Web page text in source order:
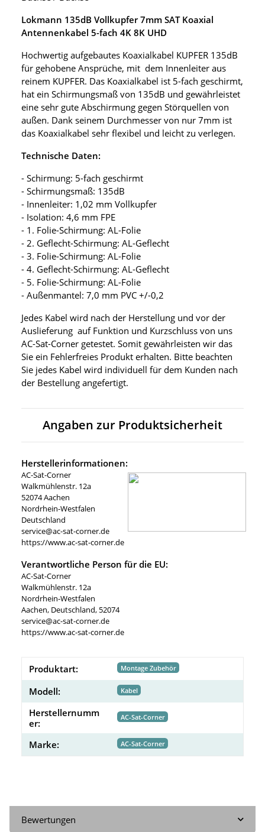
Lokmann 135dB Vollkupfer 7mm SAT Koaxial
Antennenkabel 5-fach 4K 8K UHD
Hochwertig aufgebautes Koaxialkabel KUPFER 135dB
für gehobene Ansprüche, mit dem Innenleiter aus
reinem KUPFER. Das Koaxialkabel ist 5-fach geschirmt,
hat ein Schirmungsmaß von 135dB und gewährleistet
eine sehr gute Abschirmung gegen Störquellen von
außen. Dank seinem Durchmesser von nur 7mm ist
das Koaxialkabel sehr flexibel und leicht zu verlegen.
Technische Daten:
- Schirmung: 5-fach geschirmt
- Schirmungsmaß: 135dB
- Innenleiter: 1,02 mm Vollkupfer
- Isolation: 4,6 mm FPE
- 1. Folie-Schirmung: AL-Folie
- 2. Geflecht-Schirmung: AL-Geflecht
- 3. Folie-Schirmung: AL-Folie
- 4. Geflecht-Schirmung: AL-Geflecht
- 5. Folie-Schirmung: AL-Folie
- Außenmantel: 7,0 mm PVC +/-0,2
Jedes Kabel wird nach der Herstellung und vor der
Auslieferung auf Funktion und Kurzschluss von uns
AC-Sat-Corner getestet. Somit gewährleisten wir das
Sie ein Fehlerfreies Produkt erhalten. Bitte beachten
Sie jedes Kabel wird individuell für dem Kunden nach
der Bestellung angefertigt.
Angaben zur Produktsicherheit
Herstellerinformationen:
AC-Sat-Corner
Walkmühlenstr. 12a
52074 Aachen
Nordrhein-Westfalen
Deutschland
service@ac-sat-corner.de
https://www.ac-sat-corner.de
Verantwortliche Person für die EU:
AC-Sat-Corner
Walkmühlenstr. 12a
Nordrhein-Westfalen
Aachen, Deutschland, 52074
service@ac-sat-corner.de
https://www.ac-sat-corner.de
Produktart: Montage Zubehör
Modell: Kabel
Herstellernumm
er:
AC-Sat-Corner
Marke: AC-Sat-Corner
Bewertungen